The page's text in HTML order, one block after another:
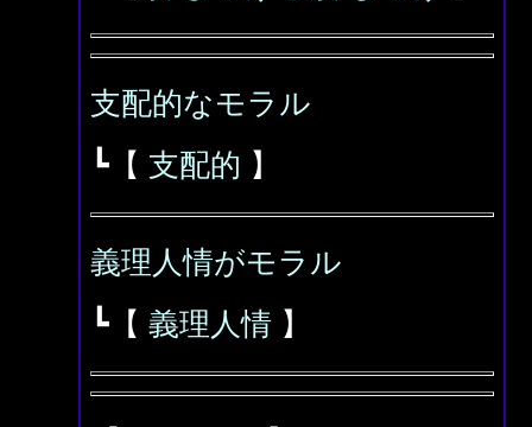
支配的なモラル
┗【 支配的 】
義理人情がモラル
┗【 義理人情 】